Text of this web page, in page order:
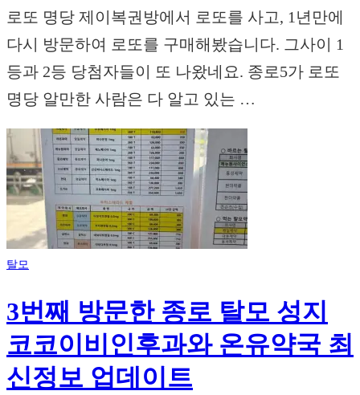
로또 명당 제이복권방에서 로또를 사고, 1년만에
다시 방문하여 로또를 구매해봤습니다. 그사이 1
등과 2등 당첨자들이 또 나왔네요. 종로5가 로또
명당 알만한 사람은 다 알고 있는 …
탈모
3번째 방문한 종로 탈모 성지
코코이비인후과와 온유약국 최
신정보 업데이트